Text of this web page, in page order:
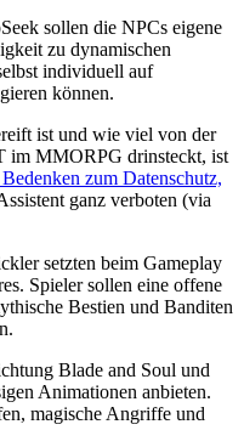
sollen die NPCs eigene
zu dynamischen
individuell auf
können.
ist und wie viel von der
im MMORPG drinsteckt, ist
zum Datenschutz,
ganz verboten (via
setzten beim Gameplay
Spieler sollen eine offene
Bestien und Banditen
Blade and Soul und
Animationen anbieten.
magische Angriffe und